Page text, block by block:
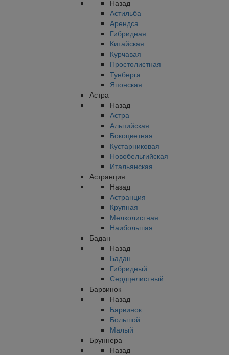
Назад
Астильба
Арендса
Гибридная
Китайская
Курчавая
Простолистная
Тунберга
Японская
Астра
Назад
Астра
Альпийская
Бокоцветная
Кустарниковая
Новобельгийская
Итальянская
Астранция
Назад
Астранция
Крупная
Мелколистная
Наибольшая
Бадан
Назад
Бадан
Гибридный
Сердцелистный
Барвинок
Назад
Барвинок
Большой
Малый
Бруннера
Назад